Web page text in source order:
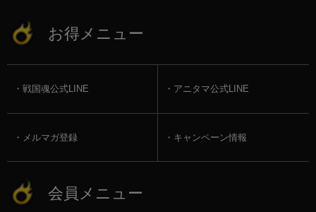
お得メニュー
戦国魂公式LINE アニタマ公式LINE
メルマガ登録 キャンペーン情報
会員メニュー